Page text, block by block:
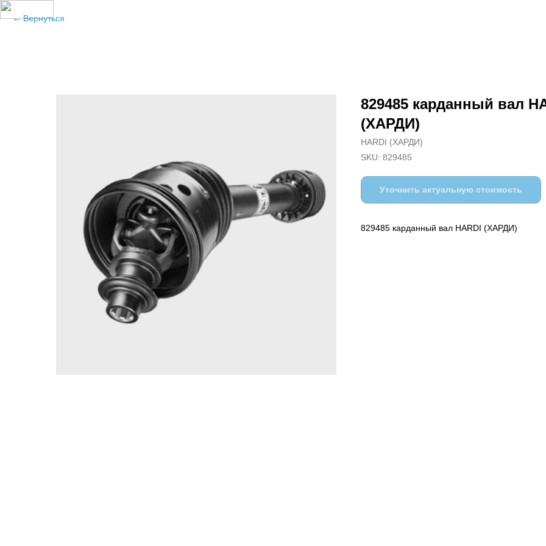
Вернуться
829485 карданный вал
(ХАРДИ)
HARDI (ХАРДИ)
SKU: 829485
Уточнить актуальную стоимость
829485 карданный вал HARDI (ХАРДИ)